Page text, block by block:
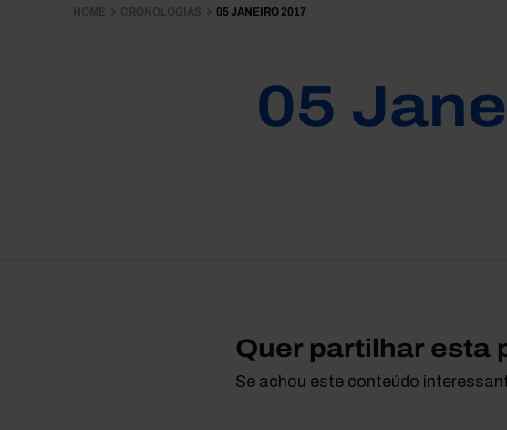
HOME CRONOLOGIAS 05 JANEIRO 2017
05
Quer partilhar esta
Se achou este conteúdo